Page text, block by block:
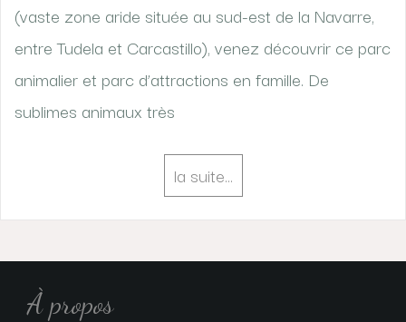
(vaste zone aride située au sud-est de la Navarre,
entre Tudela et Carcastillo), venez découvrir ce parc
animalier et parc d’attractions en famille. De
sublimes animaux très
la suite…
À propos